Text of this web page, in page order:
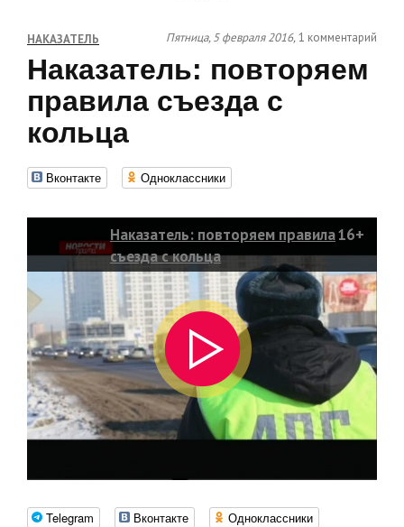
НАКАЗАТЕЛЬ Пятница, 5 февраля 2016,1 комментарий
Наказатель: повторяем
правила съезда с
кольца
Вконтакте Одноклассники
Наказатель: повторяем правила
съезда с кольца
16+
Telegram Вконтакте Одноклассники